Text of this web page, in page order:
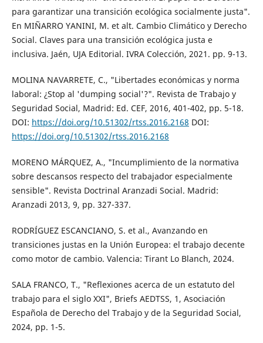
para garantizar una transición ecológica socialmente justa".
En MIÑARRO YANINI, M. et alt. Cambio Climático y Derecho
Social. Claves para una transición ecológica justa e
inclusiva. Jaén, UJA Editorial. IVRA Colección, 2021. pp. 9-13.
MOLINA NAVARRETE, C., "Libertades económicas y norma
laboral: ¿Stop al 'dumping social'?". Revista de Trabajo y
Seguridad Social, Madrid: Ed. CEF, 2016, 401-402, pp. 5-18.
DOI: https://doi.org/10.51302/rtss.2016.2168 DOI:
https://doi.org/10.51302/rtss.2016.2168
MORENO MÁRQUEZ, A., "Incumplimiento de la normativa
sobre descansos respecto del trabajador especialmente
sensible". Revista Doctrinal Aranzadi Social. Madrid:
Aranzadi 2013, 9, pp. 327-337.
RODRÍGUEZ ESCANCIANO, S. et al., Avanzando en
transiciones justas en la Unión Europea: el trabajo decente
como motor de cambio. Valencia: Tirant Lo Blanch, 2024.
SALA FRANCO, T., "Reflexiones acerca de un estatuto del
trabajo para el siglo XXI", Briefs AEDTSS, 1, Asociación
Española de Derecho del Trabajo y de la Seguridad Social,
2024, pp. 1-5.